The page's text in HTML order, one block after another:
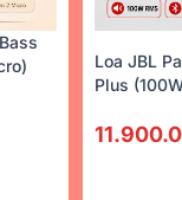
Micro Không
U500II
7.430.000đ -
Loa JBL
Plus